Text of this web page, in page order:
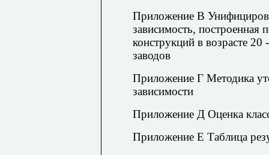
Приложение В
зависимость,
конструкций в возрасте 20
заводов
Приложение Г Методика
зависимости
Приложение Д Оценка
Приложение Е Таблица